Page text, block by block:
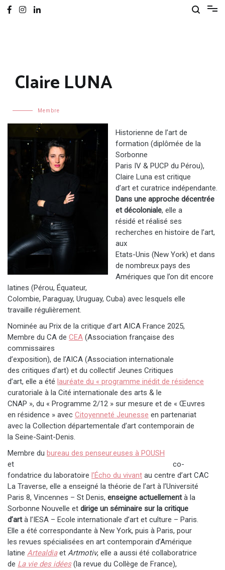
Claire LUNA
Membre
Historienne de l’art de
formation (diplômée de la
Sorbonne
Paris IV & PUCP du Pérou),
Claire Luna est critique
d’art et curatrice indépendante.
Dans une approche décentrée
et décoloniale, elle a
résidé et réalisé ses
recherches en histoire de l’art,
aux
Etats-Unis (New York) et dans
de nombreux pays des
Amériques que l’on dit encore
latines (Pérou, Équateur,
Colombie, Paraguay, Uruguay, Cuba) avec lesquels elle
travaille régulièrement.
Nominée au Prix de la critique d’art AICA France 2025,
Membre du CA de CEA (Association française des
commissaires
d’exposition), de l’AICA (Association internationale
des critiques d’art) et du collectif Jeunes Critiques
d’art, elle a été lauréate du « programme inédit de résidence
curatoriale à la Cité internationale des arts & le
CNAP », du « Programme 2/12 » sur mesure et de « Œuvres
en résidence » avec Citoyenneté Jeunesse en partenariat
avec la Collection départementale d’art contemporain de
la Seine-Saint-Denis.
Membre du bureau des penseur.euses à POUSH
et co-
fondatrice du laboratoire l’Écho du vivant au centre d’art CAC
La Traverse, elle a enseigné la théorie de l’art à l’Université
Paris 8, Vincennes – St Denis, enseigne actuellementà la
Sorbonne Nouvelle et dirige un séminaire sur la critique
d’artà l’IESA – Ecole internationale d’art et culture – Paris.
Elle a été correspondante à New York, puis à Paris, pour
les revues spécialisées en art contemporain d’Amérique
latine Artealdiaet Artmotiv, elle a aussi été collaboratrice
de La vie des idées(la revue du Collège de France),